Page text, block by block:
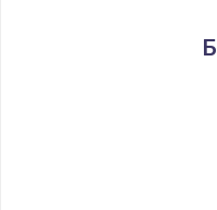
Ремонт
Ремонт
Ремонт
Ремонт